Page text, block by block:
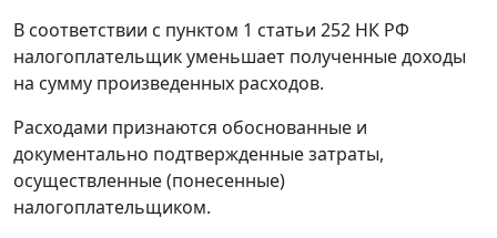
В соответствии с пунктом 1 статьи 252 НК РФ
налогоплательщик уменьшает полученные доходы
на сумму произведенных расходов.
Расходами признаются обоснованные и
документально подтвержденные затраты,
осуществленные (понесенные)
налогоплательщиком.